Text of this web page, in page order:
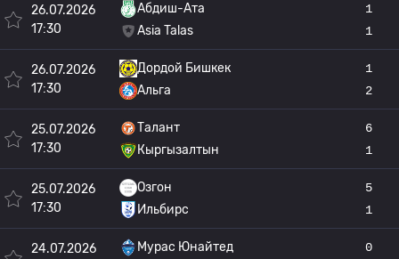
26.07.2026
17:30
Абдиш-Ата
Asia Talas
1
1
26.07.2026
17:30
Дордой Бишкек
Альга
1
2
25.07.2026
17:30
Талант
Кыргызалтын
6
1
25.07.2026
17:30
Озгон
Ильбирс
5
1
24.07.2026
Мурас Юнайтед
0